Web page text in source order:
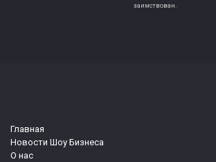
заимствован.
Главная
Новости Шоу Бизнеса
О нас